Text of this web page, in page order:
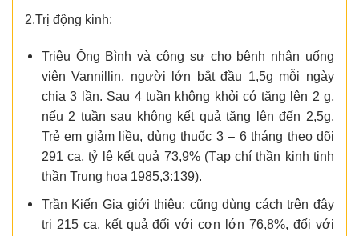
2.Trị động kinh:
Triệu Ông Bình và cộng sự cho bệnh nhân uống
viên Vannillin, người lớn bắt đầu 1,5g mỗi ngày
chia 3 lần. Sau 4 tuần không khỏi có tăng lên 2 g,
nếu 2 tuần sau không kết quả tăng lên đến 2,5g.
Trẻ em giảm liều, dùng thuốc 3 – 6 tháng theo dõi
291 ca, tỷ lệ kết quả 73,9% (Tạp chí thần kinh tinh
thần Trung hoa 1985,3:139).
Trần Kiến Gia giới thiệu: cũng dùng cách trên đây
trị 215 ca, kết quả đối với cơn lớn 76,8%, đối với